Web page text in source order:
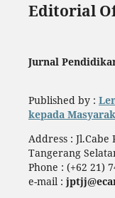
Editorial
Jurnal
Published by :
kepada
Address : Jl.Cabe
Tangerang
Phone : (+62 21)
e-mail :